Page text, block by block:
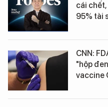
cái
95% tài
CNN:
"hộp
vaccine